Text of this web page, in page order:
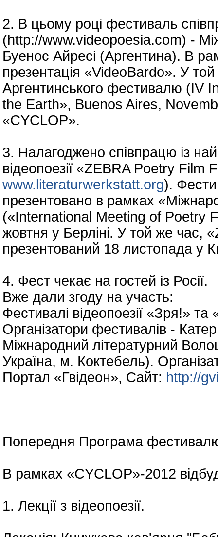
2. В цьому році фестиваль
(http://www.videopoesia.com) -
Буенос Айресі (Аргентина). В
презентація «VideoBardo». У
Аргентинського фестивалю (IV
the Earth», Buenos Aires,
«CYCLOP».
3. Налагоджено співпрацю із
відеопоезії «ZEBRA Poetry Film
www.literaturwerkstatt.org).
презентовано в рамках
(«International Meeting of Poetry
жовтня у Берліні. У той же час,
презентований 18 листопада у
4. Фест чекає на гостей із Росії.
Вже дали згоду на участь:
Фестивалі відеопоезії «Зря!»
Організатори фестивалів -
Міжнародний літературний
Україна, м. Коктебель).
Портал «Гвідеон», Сайт: http://
Попередня Програма
В рамках «CYCLOP»-2012
1. Лекції з відеопоезії.